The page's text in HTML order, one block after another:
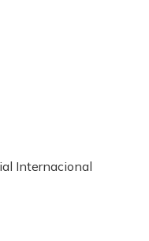
Internacional